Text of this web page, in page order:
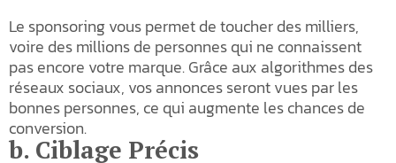
Le sponsoring vous permet de toucher des milliers,
voire des millions de personnes qui ne connaissent
pas encore votre marque. Grâce aux algorithmes des
réseaux sociaux, vos annonces seront vues par les
bonnes personnes, ce qui augmente les chances de
conversion.
b. Ciblage Précis